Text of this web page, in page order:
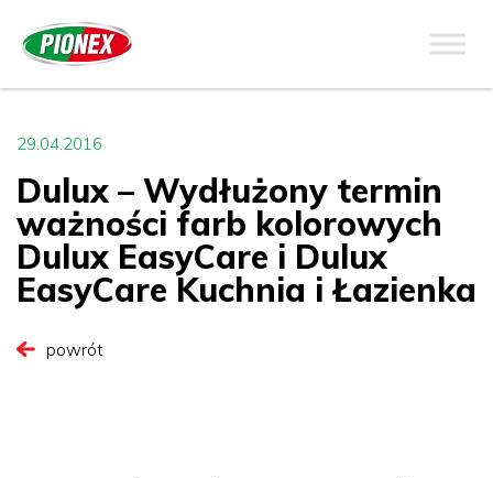
29.04.2016
Dulux – Wydłużony termin
ważności farb kolorowych
Dulux EasyCare i Dulux
EasyCare Kuchnia i Łazienka
powrót